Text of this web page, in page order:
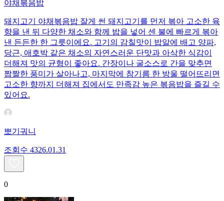
야채볶음밥
돼지고기 야채볶음밥 잘게 썬 돼지고기를 먼저 볶아 고소한 육
향을 낸 뒤 다양한 채소와 함께 밥을 넣어 센 불에 빠르게 볶아
낸 든든한 한 그릇이에요. 고기의 감칠맛이 밥알에 배고 양파,
당근, 애호박 같은 채소의 자연스러운 단맛과 아삭한 식감이
더해져 맛의 균형이 좋아요. 간장이나 굴소스로 간을 맞추면
짭짤한 풍미가 살아나고, 마지막에 참기름 한 방울 떨어뜨리면
고소한 향까지 더해져 집에서도 만족감 높은 볶음밥을 즐길 수
있어요.
뽀기궈니
조회수 4326.01.31
0